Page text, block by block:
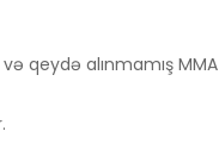
qeydə alınmamış MMA